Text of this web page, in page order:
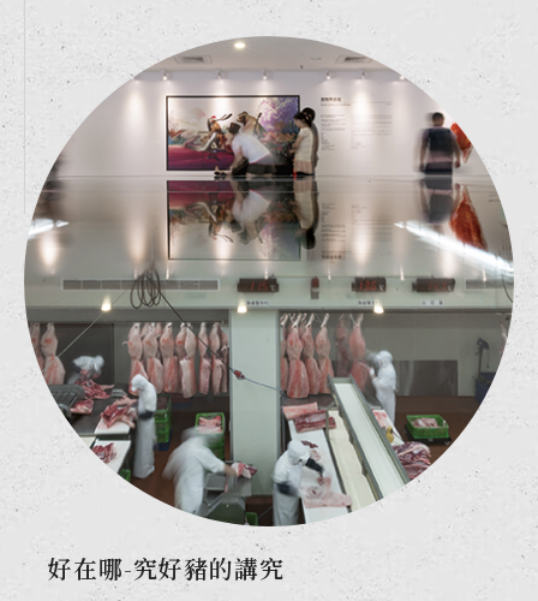
好在哪-究好豬的講究